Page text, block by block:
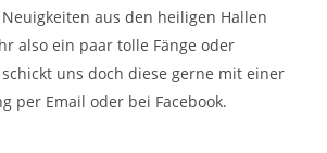
aus den heiligen Hallen
also ein paar tolle Fänge oder
uns doch diese gerne mit einer
per Email oder bei Facebook.